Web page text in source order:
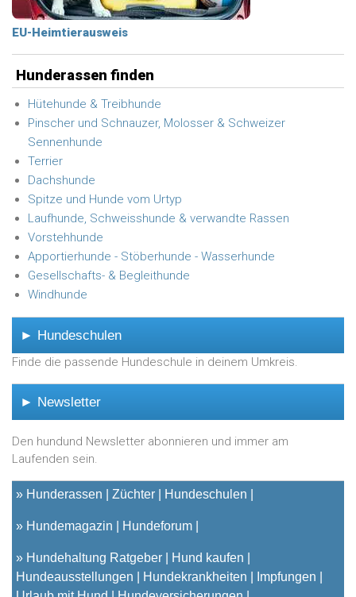
EU-Heimtierausweis
Hunderassen finden
Hütehunde & Treibhunde
Pinscher und Schnauzer, Molosser & Schweizer
Sennenhunde
Terrier
Dachshunde
Spitze und Hunde vom Urtyp
Laufhunde, Schweisshunde & verwandte Rassen
Vorstehhunde
Apportierhunde - Stöberhunde - Wasserhunde
Gesellschafts- & Begleithunde
Windhunde
► Hundeschulen
Finde die passende Hundeschule in deinem Umkreis.
► Newsletter
Den hundund Newsletter abonnieren und immer am
Laufenden sein.
» Hunderassen Züchter Hundeschulen
» Hundemagazin Hundeforum
» Hundehaltung Ratgeber
Hund kaufen
Hundeausstellungen
Hundekrankheiten
Impfungen